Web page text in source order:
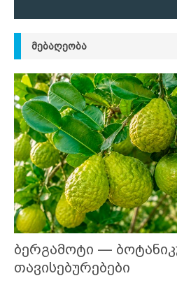
ᲛᲔᲑᲐᲦᲔᲝᲑᲐ
ბერგამოტი —
თავისებურებები